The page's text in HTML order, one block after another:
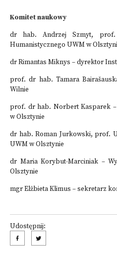
Komitet naukowy
dr hab. Andrzej Szmyt, prof.
Humanistycznego UWM w
dr Rimantas Miknys – dyrektor
prof. dr hab. Tamara
Wilnie
prof. dr hab. Norbert Kasparek –
w Olsztynie
dr hab. Roman Jurkowski, prof.
UWM w Olsztynie
dr Maria Korybut-Marciniak –
Olsztynie
mgr Elżbieta Klimus – sekretarz
Udostępnij: